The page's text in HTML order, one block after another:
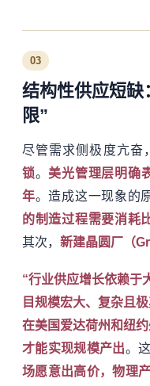
03
结构性供应短缺
限”
尽管需求侧极度亢奋，
锁。 美光管理层明确
年。造成这一现象的
的制造过程需要消耗
其次， 新建晶圆厂（
“行业供应增长依赖于
目规模宏大、复杂且
在美国爱达荷州和纽
才能实现规模产出。
场愿意出高价，物理